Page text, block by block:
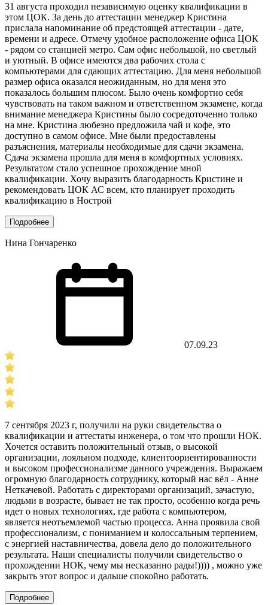
31 августа проходил независимую оценку квалификации в
этом ЦОК. За день до аттестации менеджер Кристина
прислала напоминание об предстоящей аттестации - дате,
времени и адресе. Отмечу удобное расположение офиса ЦОК
- рядом со станцией метро. Сам офис небольшой, но светлый
и уютный. В офисе имеются два рабочих стола с
компьютерами для сдающих аттестацию. Для меня небольшой
размер офиса оказался неожиданным, но для меня это
показалось большим плюсом. Было очень комфортно себя
чувствовать на таком важном и ответственном экзамене, когда
внимание менеджера Кристины было сосредоточенно только
на мне. Кристина любезно предложила чай и кофе, это
доступно в самом офисе. Мне были предоставлены
разъяснения, материалы необходимые для сдачи экзамена.
Сдача экзамена прошла для меня в комфортных условиях.
Результатом стало успешное прохождение мной
квалификации. Хочу выразить благодарность Кристине и
рекомендовать ЦОК АС всем, кто планирует проходить
квалификацию в Нострой
Подробнее
Нина Гончаренко
07.09.23
7 сентября 2023 г, получили на руки свидетельства о
квалификации и аттестаты инженера, о том что прошли НОК.
Хочется оставить положительный отзыв, о высокой
организации, лояльном подходе, клиентоориентированности
и высоком профессионализме данного учреждения. Выражаем
огромную благодарность сотруднику, который нас вёл - Анне
Неткачевой. Работать с директорами организаций, зачастую,
людьми в возрасте, бывает не так просто, особенно когда речь
идет о новых технологиях, где работа с компьютером,
является неотъемлемой частью процесса. Анна проявила свой
профессионализм, с пониманием и колоссальным терпением,
с энергией наставничества, довела дело до положительного
результата. Наши специалисты получили свидетельство о
прохождении НОК, чему мы несказанно рады!)))) , можно уже
закрыть этот вопрос и дальше спокойно работать.
Подробнее